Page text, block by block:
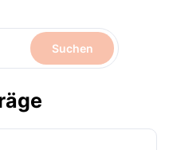
Suchen